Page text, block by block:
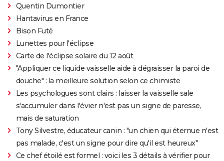
Quentin Dumontier
Hantavirus en France
Bison Futé
Lunettes pour l'éclipse
Carte de l'éclipse solaire du 12 août
"Appliquer ce liquide vaisselle aide à dégraisser la paroi de
douche" : la meilleure solution selon ce chimiste
Les psychologues sont clairs : laisser la vaisselle sale
s'accumuler dans l'évier n'est pas un signe de paresse,
mais de saturation
Tony Silvestre, éducateur canin : "un chien qui éternue n'est
pas malade, c'est un signe pour dire qu'il est heureux"
Ce chef étoilé est formel : voici les 3 détails à vérifier pour